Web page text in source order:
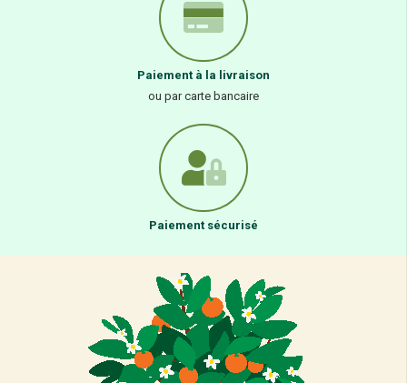
Paiement à la livraison
ou par carte bancaire
Paiement sécurisé